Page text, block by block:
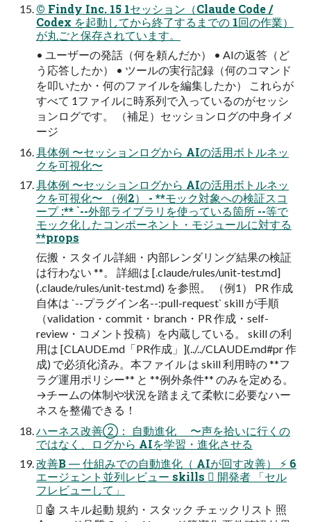
© Findy Inc. 15 1セッション（Claude Code /
Codex を起動してから終了するまでの 1回の作業）
が丸ごと保存されています。
• ユーザーの発話（何を頼んだか） • AIの返答（ど
う応答したか） • ツールの実行記録（何のコマンド
を叩いたか・何のファイルを編集したか） これらが
すべて 1ファイルに時系列で入っているのがセッシ
ョンログです。 （補⾜）セッションログの中⾝イメ
ージ
具体例 〜セッションログから AIの活用ボトルネッ
クを可視化〜
具体例 〜セッションログから AIの活用ボトルネッ
クを可視化〜 （例2） - **モック対象への検証スコ
ープ :** `--外部ライブラリを使っている箇所 --等で
モック化したコンポーネント・モジュールに対する
**props
伝搬・スタイル詳細・内部レンダリング結果の検証
は行わない **。 詳細は [.claude/rules/unit-test.md]
(.claude/rules/unit-test.md) を参照。 （例1） PR 作成
自体は `--プラグイン名--:pull-request` skill が手順
（validation・commit・branch・PR 作成・self-
review・コメント投稿）を内蔵している。 skill の利
用は [CLAUDE.md「PR作成」](../../CLAUDE.md#pr 作
成) で必須化済み。本ファイル は skill 利用時の **フ
ラグ運用ポリシー** と **例外条件** のみを定める。
→チームの体制や状況を踏まえて柔軟に必要なハー
ネスを整備できる！
ハーネス改善②： 自動進化 〜声を拾いに行くの
ではなく、ログから AIを学習・進化させる
改善B ― 仕組みでの自動進化（ AIが回す改善） ⚡ 6
エージェント並列レビュー skills  開発者 「セル
フレビューして」
 🤖 スキル起動 規約・スタック チェックリスト 照